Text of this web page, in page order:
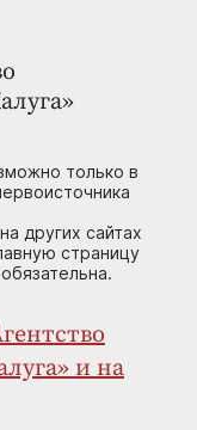
только в
других сайтах
страницу
и на